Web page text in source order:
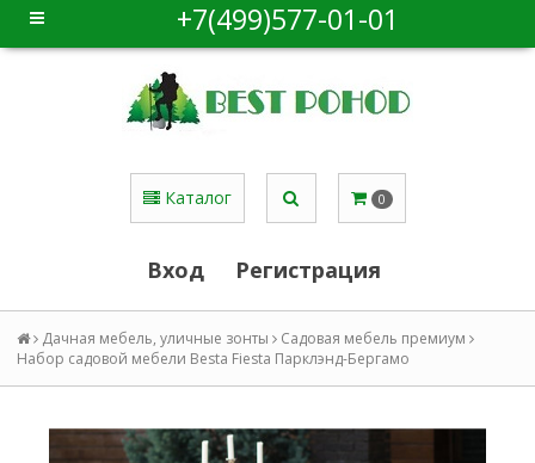
+7(499)577-01-01
Каталог 0
Вход Регистрация
Дачная мебель, уличные зонты
Садовая мебель премиум
Набор садовой мебели Besta Fiesta Парклэнд-Бергамо